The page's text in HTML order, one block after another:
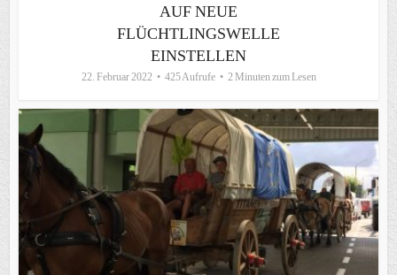
AUF NEUE
FLÜCHTLINGSWELLE
EINSTELLEN
22. Februar 2022 425 Aufrufe 2 Minuten zum Lesen